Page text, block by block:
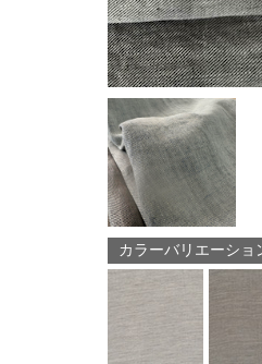
カラーバリエーショ